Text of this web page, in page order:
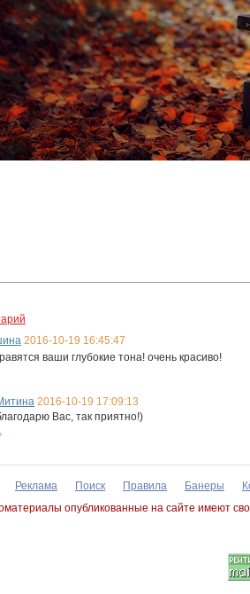
2016-10-19 16:45:47
ваши глубокие тона! очень красиво!
2016-10-19 17:09:13
Вас, так приятно!)
Реклама Поиск Правила Банеры
опубликованные на сайте имеют